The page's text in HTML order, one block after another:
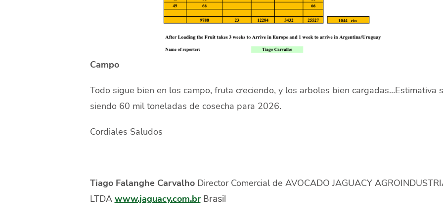
Campo
Todo sigue bien en los campo, fruta creciendo, y los arboles bien cargadas…Estimativa
siendo 60 mil toneladas de cosecha para 2026.
Cordiales Saludos
Tiago Falanghe Carvalho Director Comercial de AVOCADO JAGUACY
LTDA www.jaguacy.com.br Brasil